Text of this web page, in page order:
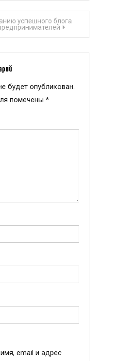
успешного блога
будет опубликован.
помечены *
email и адрес